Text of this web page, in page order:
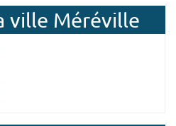
ville Méréville